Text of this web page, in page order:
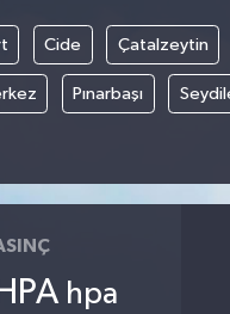
Cide Çatalzeytin
Pınarbaşı
hpa